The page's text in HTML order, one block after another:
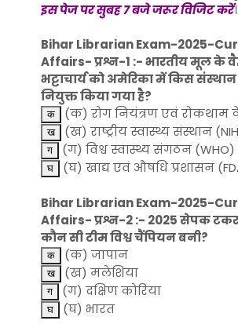
इस पेज पर सुबह 7 बजे जरूर विजिट करें।
Bihar Librarian Exam-2025-
Affairs- प्रश्न-1 :- भारतीय मूल के
भट्टाचार्य को अमेरिका में किस
नियुक्त किया गया है?
(क) रोग नियंत्रण एवं रोकथाम
(ख) राष्ट्रीय स्वास्थ्य संस्थान
(ग) विश्व स्वास्थ्य संगठन (WHO)
(घ) खाद्य एवं औषधि प्रशासन
Bihar Librarian Exam-2025-
Affairs- प्रश्न-2 :- 2025 सेपक
कौन सी टीम विश्व चैंपियन बनी?
(क) जापान
(ख) मलेशिया
(ग) दक्षिण कोरिया
(घ) भारत